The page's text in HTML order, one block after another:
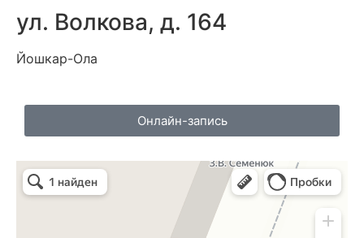
ул. Волкова, д. 164
Йошкар-Ола
Онлайн-запись
Клиника красоты и молодости
Подология в Йошкар‑Оле